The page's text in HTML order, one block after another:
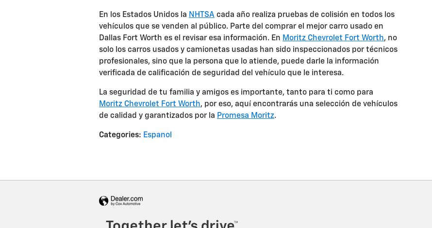
En los Estados Unidos la NHTSA cada año realiza pruebas de colisión en todos los
vehículos que se venden al público. Parte del comprar el mejor carro usado en
Dallas Fort Worth es el revisar esa información. En Moritz Chevrolet Fort Worth, no
solo los carros usados y camionetas usadas han sido inspeccionados por técnicos
profesionales, sino que la persona que lo atiende, puede darle la información
verificada de calificación de seguridad del vehículo que le interesa.
La seguridad de tu familia y amigos es importante, tanto para ti como para
Moritz Chevrolet Fort Worth, por eso, aquí encontrarás una selección de vehículos
de calidad y garantizados por la Promesa Moritz.
Categories: Espanol